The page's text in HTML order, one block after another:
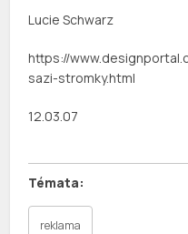
Lucie Schwarz
https://
sazi-stromky.html
12.03.07
reklama